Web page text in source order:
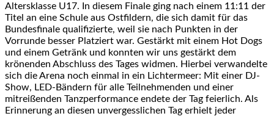
Altersklasse U17. In diesem Finale ging nach einem 11:11 der
Titel an eine Schule aus Ostfildern, die sich damit für das
Bundesfinale qualifizierte, weil sie nach Punkten in der
Vorrunde besser Platziert war. Gestärkt mit einem Hot Dogs
und einem Getränk und konnten wir uns gestärkt dem
krönenden Abschluss des Tages widmen. Hierbei verwandelte
sich die Arena noch einmal in ein Lichtermeer: Mit einer DJ-
Show, LED-Bändern für alle Teilnehmenden und einer
mitreißenden Tanzperformance endete der Tag feierlich. Als
Erinnerung an diesen unvergesslichen Tag erhielt jeder